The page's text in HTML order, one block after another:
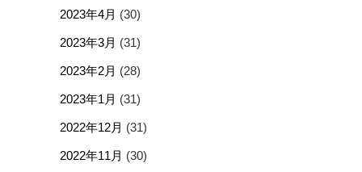
2023年4月 (30)
2023年3月 (31)
2023年2月 (28)
2023年1月 (31)
2022年12月 (31)
2022年11月 (30)